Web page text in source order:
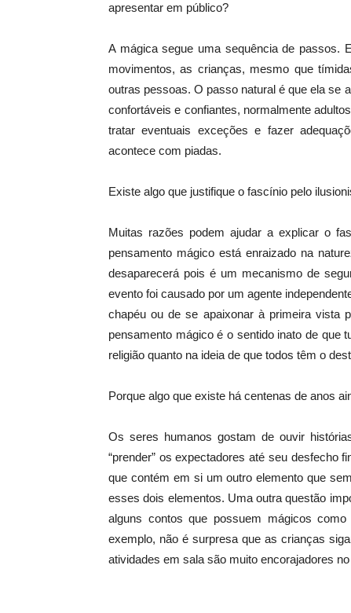
apresentar em público?
A mágica segue uma sequência de passos.
movimentos, as crianças, mesmo que
outras pessoas. O passo natural é que ela se
confortáveis e confiantes, normalmente
tratar eventuais exceções e fazer
acontece com piadas.
Existe algo que justifique o fascínio pelo
Muitas razões podem ajudar a explicar o
pensamento mágico está enraizado na
desaparecerá pois é um mecanismo de
evento foi causado por um agente
chapéu ou de se apaixonar à primeira vista
pensamento mágico é o sentido inato de que
religião quanto na ideia de que todos têm o
Porque algo que existe há centenas de anos
Os seres humanos gostam de ouvir
“prender” os expectadores até seu desfecho
que contém em si um outro elemento que
esses dois elementos. Uma outra questão
alguns contos que possuem mágicos
exemplo, não é surpresa que as crianças
atividades em sala são muito encorajadores